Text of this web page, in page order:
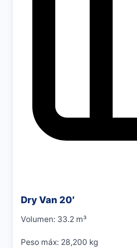
Dry Van 20′
Volumen: 33.2 m³
Peso máx: 28,200 kg